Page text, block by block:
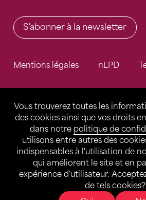
Vous trouverez toutes les
des cookies ainsi que vos droits
dans notre politique de
utilisons entre autres des
indispensables à l'utilisation de
qui améliorent le site et en
expérience d'utilisateur.
de tels cookies?
S'abonner à la newsletter
Mentions légales nLPD